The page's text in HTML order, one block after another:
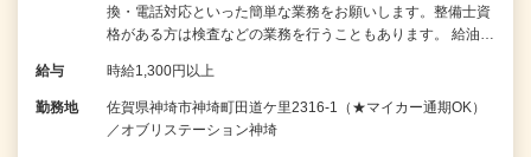
換・電話対応といった簡単な業務をお願いします。整備士資
格がある方は検査などの業務を行うこともあります。 給油…
給与 時給1,300円以上
勤務地
佐賀県神埼市神埼町田道ケ里2316-1（★マイカー通期OK）
／オブリステーション神埼